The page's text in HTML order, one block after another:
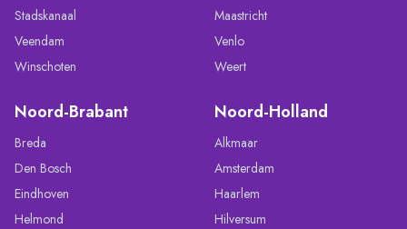
Stadskanaal
Veendam
Winschoten
Maastricht
Venlo
Weert
Noord-Brabant
Breda
Den Bosch
Eindhoven
Helmond
Noord-Holland
Alkmaar
Amsterdam
Haarlem
Hilversum